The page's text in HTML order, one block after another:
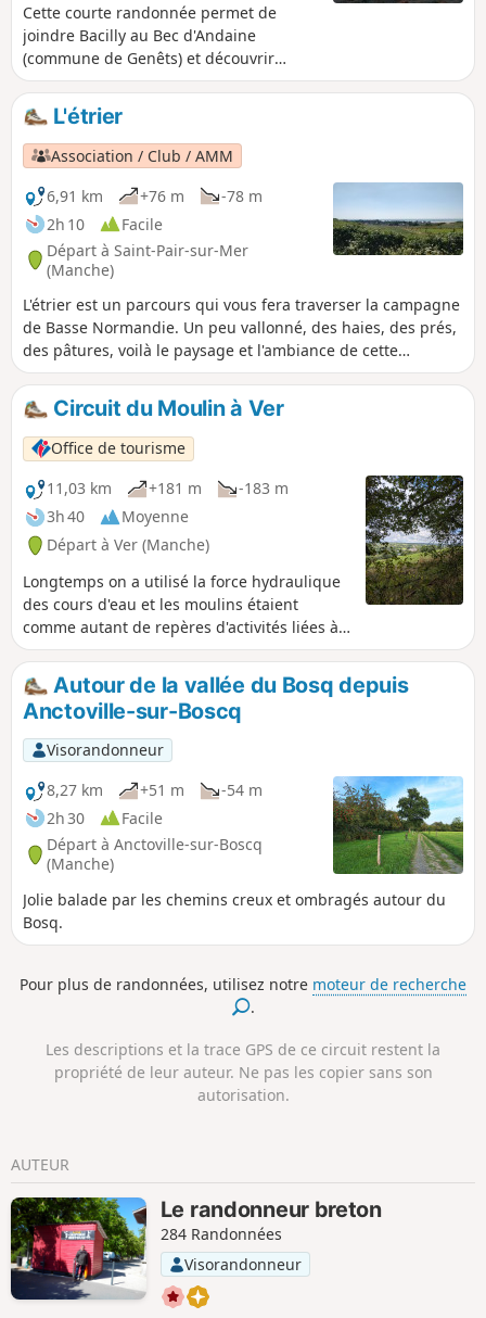
Cette courte randonnée permet de
joindre Bacilly au Bec d'Andaine
(commune de Genêts) et découvrir
l'immensité de la baie du Mont-Saint-
Michel sur les grèves et les herbus.
L'idéal est de la pratiquer le matin au
lever du soleil sur la baie ou le soir au
coucher du soleil.
L'étrier
Association / Club / AMM
6,91 km
+76 m
-78 m
2h 10
Facile
Départ à Saint-Pair-sur-Mer
(Manche)
L'étrier est un parcours qui vous fera traverser la campagne
de Basse Normandie. Un peu vallonné, des haies, des prés,
des pâtures, voilà le paysage et l'ambiance de cette
randonnée, sans oublier l'église de Kairon au départ.
Circuit du Moulin à Ver
Office de tourisme
11,03 km
+181 m
-183 m
3h 40
Moyenne
Départ à Ver (Manche)
Longtemps on a utilisé la force hydraulique
des cours d'eau et les moulins étaient
comme autant de repères d'activités liées à
l'eau sur le cours des rivières. À Ver, sur le
cours de la Sienne, fleuve côtier réputé pour
accueillir les grands migrateurs (saumon
atlantique, lamproie marine et anguille), le
seuil du Moulin de Ver a été effacé en 2010
pour faciliter leur passage.
Autour de la vallée du Bosq depuis
Anctoville-sur-Boscq
Visorandonneur
8,27 km
+51 m
-54 m
2h 30
Facile
Départ à Anctoville-sur-Boscq
(Manche)
Jolie balade par les chemins creux et ombragés autour du
Bosq.
Pour plus de randonnées, utilisez notre moteur de recherche
.
Les descriptions et la trace GPS de ce circuit restent la
propriété de leur auteur. Ne pas les copier sans son
autorisation.
AUTEUR
Le randonneur breton
284 Randonnées
Visorandonneur